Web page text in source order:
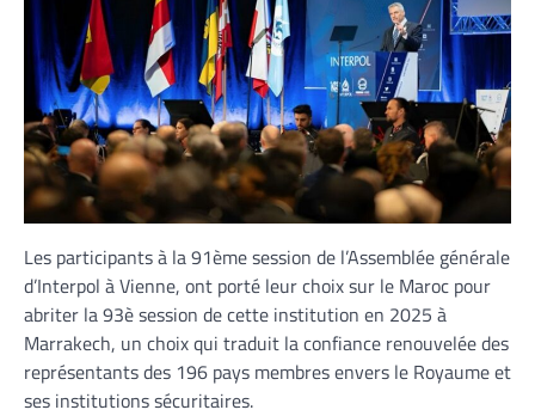
Les participants à la 91ème session de l’Assemblée générale
d’Interpol à Vienne, ont porté leur choix sur le Maroc pour
abriter la 93è session de cette institution en 2025 à
Marrakech, un choix qui traduit la confiance renouvelée des
représentants des 196 pays membres envers le Royaume et
ses institutions sécuritaires.